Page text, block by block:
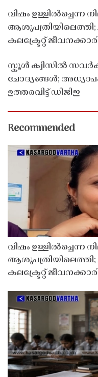
വിഷം ഉള്ളിൽച്ചെന്ന
ആശുപത്രിയിലെത്തി;
കലക്ട്രേറ്റ്
സ്കൂൾ ക്വിസിൽ
ചോദ്യങ്ങൾ;
ഉത്തരവിട്ട് ഡിജിഇ
Recommended
വിഷം ഉള്ളിൽച്ചെന്ന
ആശുപത്രിയിലെത്തി;
കലക്ട്രേറ്റ്